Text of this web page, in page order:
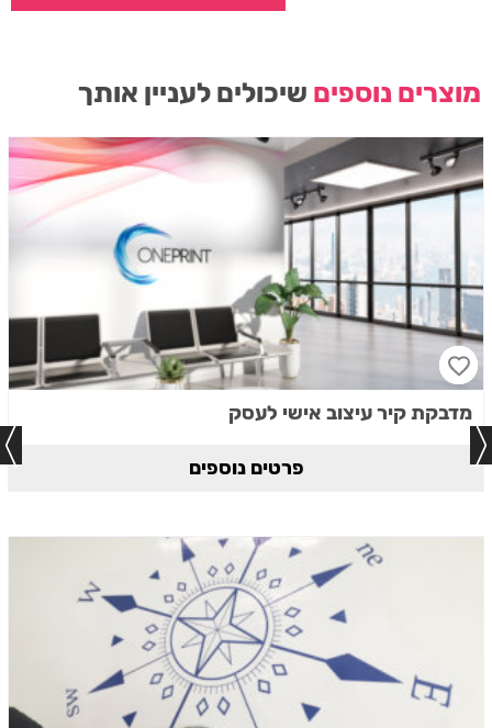
מוצרים נוספים שיכולים לעניין אותך
מדבקת קיר עיצוב אישי לעסק
פרטים נוספים